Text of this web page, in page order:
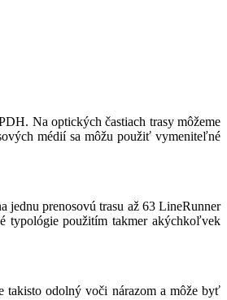
Na optických častiach trasy môžeme
médií sa môžu použiť vymeniteľné
jednu prenosovú trasu až 63 LineRunner
typológie použitím takmer akýchkoľvek
takisto odolný voči nárazom a môže byť